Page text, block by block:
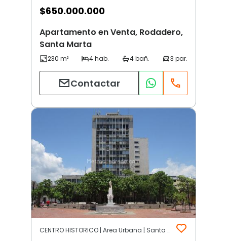
$650.000.000
Apartamento en Venta, Rodadero,
Santa Marta
Contactar
CENTRO HISTORICO | Area Urbana | Santa Marta